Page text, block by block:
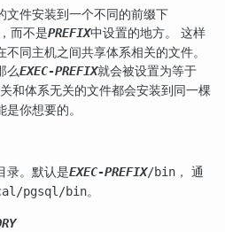
文件安装到一个不同的前缀下
而不是PREFIX中设置的地方。 这样
同主机之间共享体系相关的文件。
么EXEC-PREFIX就会被设置为等于
和体系无关的文件都会安装到同一棵
你想要的。
录。默认是EXEC-PREFIX/bin ， 通
pgsql/bin。